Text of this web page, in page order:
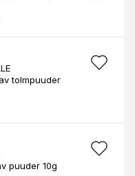
tolmpuuder
puuder 10g